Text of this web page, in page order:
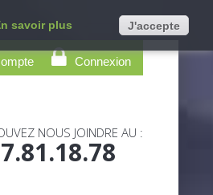
Connexion
NOUS JOINDRE AU :
savoir plus J'accepte